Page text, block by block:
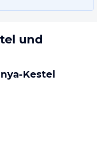
und
Kestel